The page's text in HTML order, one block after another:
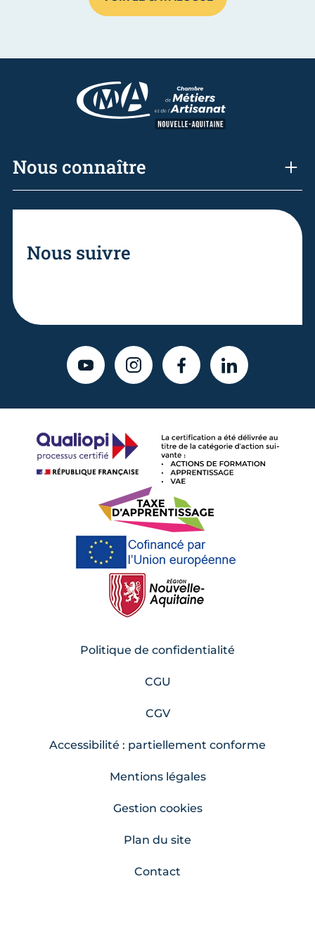
Nous connaître
Nous suivre
YOUTUBEINSTAGRAMFACEBOOKLINKEDIN
Politique de confidentialité
CGU
CGV
Accessibilité : partiellement conforme
Mentions légales
Gestion cookies
Plan du site
Contact